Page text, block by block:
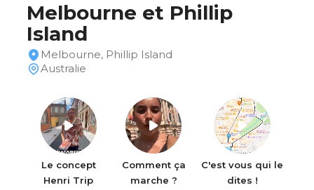
Melbourne et Phillip
Island
Melbourne, Phillip Island
Australie
Le concept
Henri Trip
Comment ça
marche ?
C'est vous qui le
dites !